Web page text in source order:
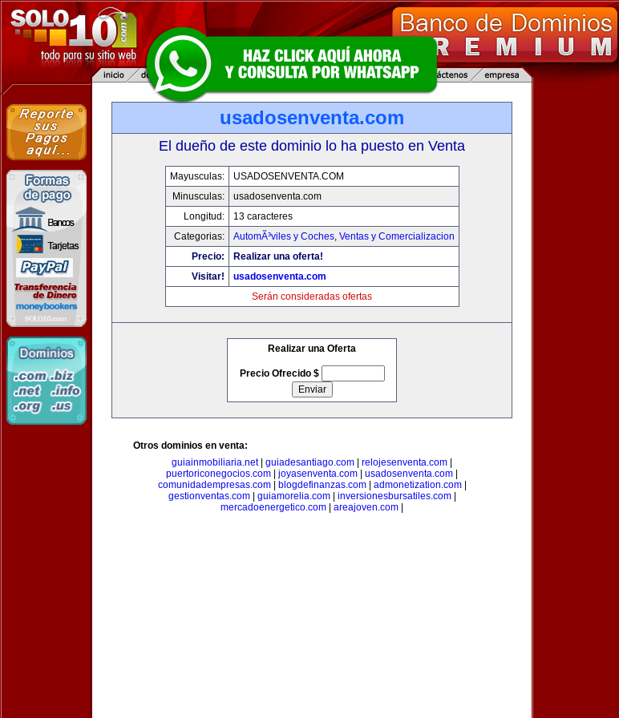
usadosenventa.com
El dueño de este dominio lo ha puesto en Venta
Mayusculas:
USADOSENVENTA.COM
Minusculas:
usadosenventa.com
Longitud:
13 caracteres
Categorias:
AutomÃ³viles y Coches, Ventas y Comercializacion
Precio:
Realizar una oferta!
Visitar!
usadosenventa.com
Serán consideradas ofertas
Realizar una Oferta
Precio Ofrecido $
Otros dominios en venta:
guiainmobiliaria.net| guiadesantiago.com relojesenventa.com
puertoriconegocios.com
joyasenventa.com usadosenventa.com
comunidadempresas.com| blogdefinanzas.com| admonetization.com|
gestionventas.com| guiamorelia.com| inversionesbursatiles.com|
mercadoenergetico.com
areajoven.com